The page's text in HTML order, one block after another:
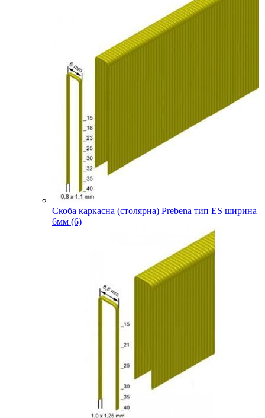
Скоба каркасна (столярна) Prebena тип ES ширина
6мм (6)